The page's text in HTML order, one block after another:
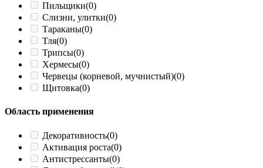
Пильщики(0)
Слизни, улитки(0)
Тараканы(0)
Тля(0)
Трипсы(0)
Хермесы(0)
Червецы (корневой, мучнистый)(0)
Щитовка(0)
Область применения
Декоративность(0)
Активация роста(0)
Антистрессанты(0)